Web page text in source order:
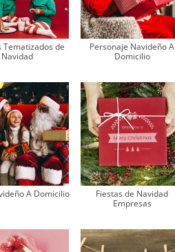
Tematizados de
Navidad
Personaje Navideño A
Domicilio
A Domicilio
Fiestas de Navidad
Empresas